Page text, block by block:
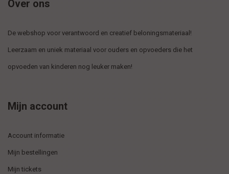
Over ons
De webshop voor verantwoord en creatief beloningsmateriaal!
Leerzaam en uniek materiaal voor ouders en opvoeders die het
opvoeden van kinderen nog leuker maken!
Mijn account
Account informatie
Mijn bestellingen
Mijn tickets